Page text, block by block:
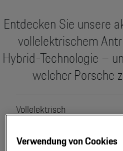
Entdecken Sie unsere
vollelektrischem
Hybrid-Technologie –
welcher Porsche
Vollelektrisch
Plug-in-Hybrid
Verwendung von Cookies